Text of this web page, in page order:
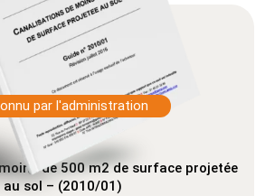
par l'administration
de 500 m2 de surface projetée
au sol – (2010/01)